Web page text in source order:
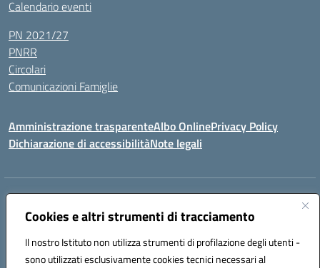
Cookies e altri strumenti di tracciamento
Il nostro Istituto non utilizza strumenti di profilazione degli utenti -
sono utilizzati esclusivamente cookies tecnici necessari al
Calendario eventi
PN 2021/27
PNRR
Circolari
Comunicazioni Famiglie
Amministrazione trasparenteAlbo OnlinePrivacy Policy
Dichiarazione di accessibilitàNote legali
Indirizzo:
Centralino:(+39) 0737787634 Email:mcic80700n@istruzione.it
Codice fiscale: 92010940432